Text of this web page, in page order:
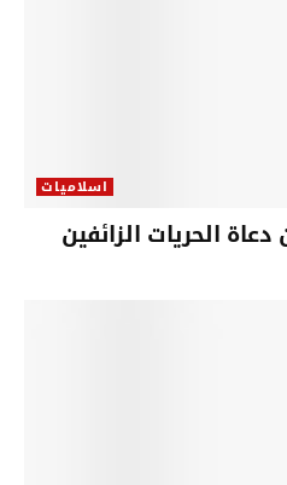
اسلاميات
الحريات الزائفين